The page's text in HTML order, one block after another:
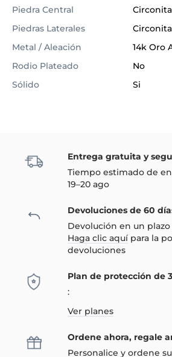
Piedra Central
Circonita
Piedras Laterales
Circonita
Metal / Aleación
14k Oro
Rodio Plateado
No
Sólido
Si
Entrega gratuita y
Tiempo estimado de
19–20 ago
Devoluciones de 60
Devolución en un plazo
Haga clic aquí para la
devoluciones
Plan de protección de
:
Ver planes
Ordene ahora, regale
Personalice y ordene